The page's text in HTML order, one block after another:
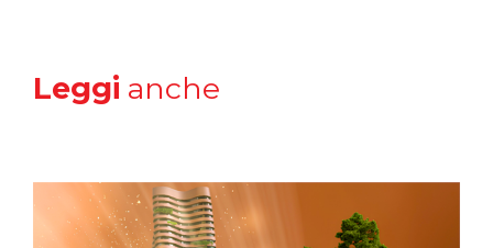
Leggi anche